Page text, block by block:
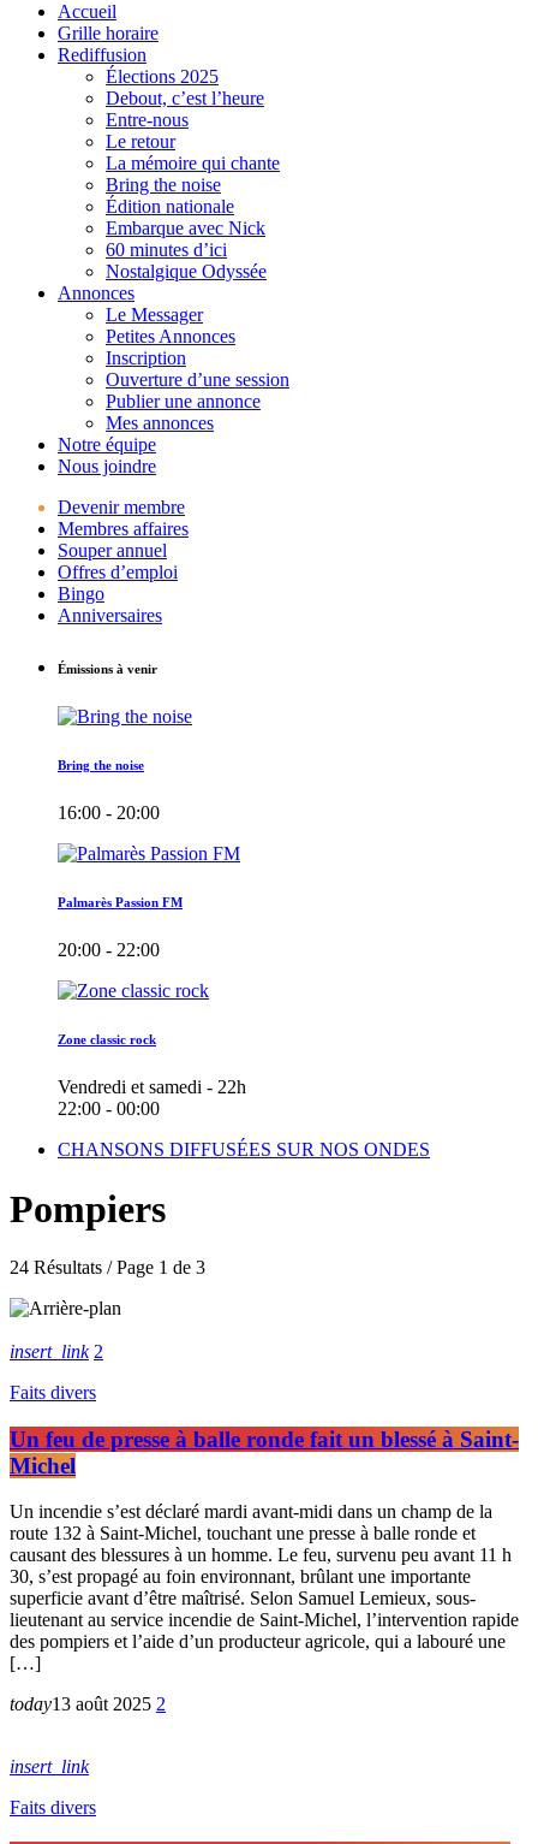
Accueil
Grille horaire
Rediffusion
Élections 2025
Debout, c’est l’heure
Entre-nous
Le retour
La mémoire qui chante
Bring the noise
Édition nationale
Embarque avec Nick
60 minutes d’ici
Nostalgique Odyssée
Annonces
Le Messager
Petites Annonces
Inscription
Ouverture d’une session
Publier une annonce
Mes annonces
Notre équipe
Nous joindre
Devenir membre
Membres affaires
Souper annuel
Offres d’emploi
Bingo
Anniversaires
Émissions à venir
Bring the noise
16:00 - 20:00
Palmarès Passion FM
20:00 - 22:00
Zone classic rock
Vendredi et samedi - 22h
22:00 - 00:00
CHANSONS DIFFUSÉES SUR NOS ONDES
Pompiers
24 Résultats / Page 1 de 3
insert_link 2
Faits divers
Un feu de presse à balle ronde fait un blessé à Saint-
Michel
Un incendie s’est déclaré mardi avant-midi dans un champ de la
route 132 à Saint-Michel, touchant une presse à balle ronde et
causant des blessures à un homme. Le feu, survenu peu avant 11 h
30, s’est propagé au foin environnant, brûlant une importante
superficie avant d’être maîtrisé. Selon Samuel Lemieux, sous-
lieutenant au service incendie de Saint-Michel, l’intervention rapide
des pompiers et l’aide d’un producteur agricole, qui a labouré une
[…]
today13 août 2025 2
insert_link
Faits divers